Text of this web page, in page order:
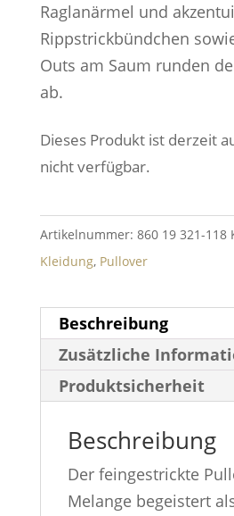
Raglanärmel und
Rippstrickbündchen
Outs am Saum runden
ab.
Dieses Produkt ist derzeit
nicht verfügbar.
Artikelnummer: 860 19 321-118
Kleidung, Pullover
Beschreibung
Zusätzliche
Produktsicherheit
Beschreibung
Der feingestrickte
Melange begeistert